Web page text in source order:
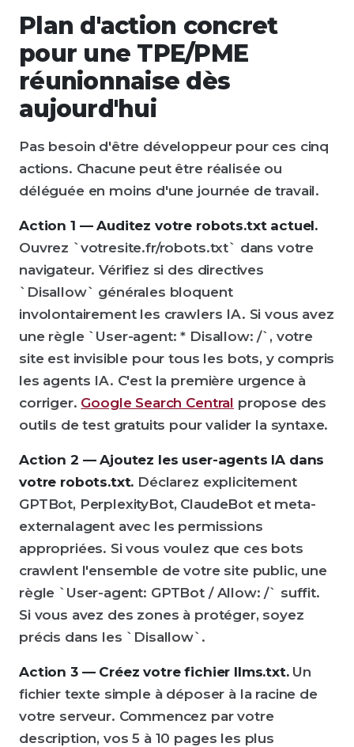
Plan d'action concret
pour une TPE/PME
réunionnaise dès
aujourd'hui
Pas besoin d'être développeur pour ces cinq
actions. Chacune peut être réalisée ou
déléguée en moins d'une journée de travail.
Action 1 — Auditez votre robots.txt actuel.
Ouvrez `votresite.fr/robots.txt` dans votre
navigateur. Vérifiez si des directives
`Disallow` générales bloquent
involontairement les crawlers IA. Si vous avez
une règle `User-agent: * Disallow: /`, votre
site est invisible pour tous les bots, y compris
les agents IA. C'est la première urgence à
corriger. Google Search Central propose des
outils de test gratuits pour valider la syntaxe.
Action 2 — Ajoutez les user-agents IA dans
votre robots.txt. Déclarez explicitement
GPTBot, PerplexityBot, ClaudeBot et meta-
externalagent avec les permissions
appropriées. Si vous voulez que ces bots
crawlent l'ensemble de votre site public, une
règle `User-agent: GPTBot / Allow: /` suffit.
Si vous avez des zones à protéger, soyez
précis dans les `Disallow`.
Action 3 — Créez votre fichier llms.txt.Un
fichier texte simple à déposer à la racine de
votre serveur. Commencez par votre
description, vos 5 à 10 pages les plus